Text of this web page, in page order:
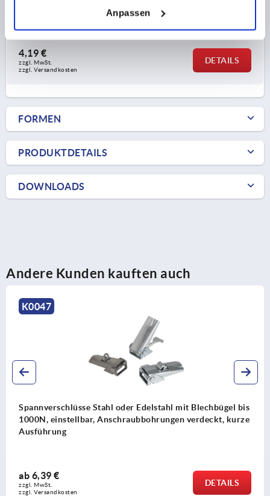
Anpassen
4,19 €
zzgl. MwSt.
zzgl. Versandkosten
DETAILS
FORMEN
PRODUKTDETAILS
DOWNLOADS
Andere Kunden kauften auch
K0047
Spannverschlüsse Stahl oder Edelstahl mit Blechbügel bis
1000N, einstellbar, Anschraubbohrungen verdeckt, kurze
Ausführung
ab 6,39 €
zzgl. MwSt.
zzgl. Versandkosten
DETAILS